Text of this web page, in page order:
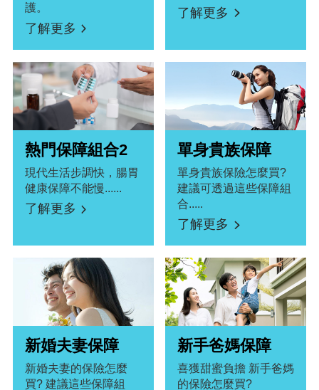
護。
了解更多
了解更多
熱門保障組合2
現代生活步調快，腸胃
健康保障不能慢......
了解更多
單身貴族保障
單身貴族保險怎麼買?
建議可透過這些保障組
合.....
了解更多
新婚夫妻保障
新婚夫妻的保險怎麼
買? 建議這些保障組
新手爸媽保障
喜獲甜蜜負擔 新手爸媽
的保險怎麼買?